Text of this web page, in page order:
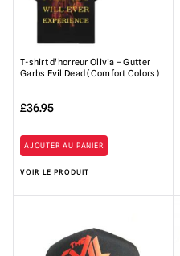
T-shirt d'horreur Olivia – Gutter
Garbs Evil Dead (Comfort Colors)
£36.95
AJOUTER AU PANIER
VOIR LE PRODUIT